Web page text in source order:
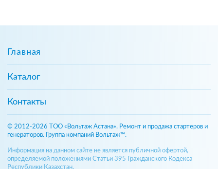
Главная
Каталог
Контакты
© 2012-2026 ТОО «Вольтаж Астана». Ремонт и продажа стартеров и
генераторов. Группа компаний Вольтаж™.
Информация на данном сайте не является публичной офертой,
определяемой положениями Статьи 395 Гражданского Кодекса
Республики Казахстан.